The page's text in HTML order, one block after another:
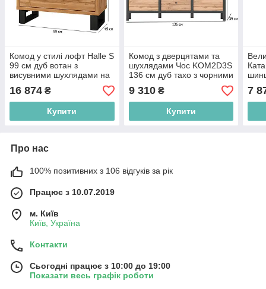
Комод у стилі лофт Halle S
99 см дуб вотан з
висувними шухлядами на
чорних металевих ніжках у
спальню
16 874 ₴
Купити
Комод з дверцятами та
шухлядами Чос KOM2D3S
136 см дуб тахо з чорними
ніжках у стилі лофт
9 310₴
Купити
7
Про нас
100% позитивних з 106 відгуків за рік
Працює з 10.07.2019
м. Київ
Київ, Україна
Контакти
Сьогодні працює з 10:00 до 19:00
Показати весь графік роботи